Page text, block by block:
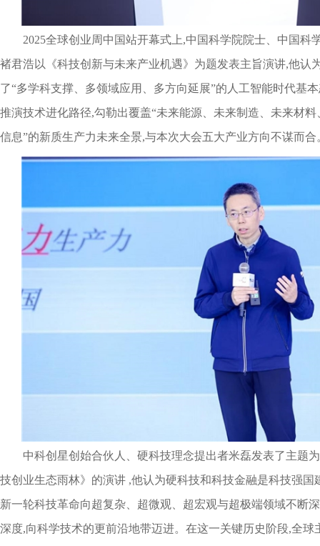
2025全球创业周中国站开幕式上,中国科学院院士、中国科
褚君浩以《科技创新与未来产业机遇》为题发表主旨演讲,他认
了“多学科支撑、多领域应用、多方向延展”的人工智能时代基
推演技术进化路径,勾勒出覆盖“未来能源、未来制造、未来材
信息”的新质生产力未来全景,与本次大会五大产业方向不谋而合
中科创星创始合伙人、硬科技理念提出者米磊发表了主题
技创业生态雨林》的演讲 ,他认为硬科技和科技金融是科技强国
新一轮科技革命向超复杂、超微观、超宏观与超极端领域不断
深度,向科学技术的更前沿地带迈进。在这一关键历史阶段,全球